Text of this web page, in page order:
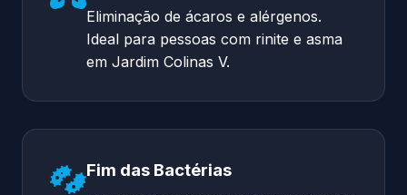
Eliminação de ácaros e alérgenos.
Ideal para pessoas com rinite e asma
em Jardim Colinas V.
Fim das Bactérias